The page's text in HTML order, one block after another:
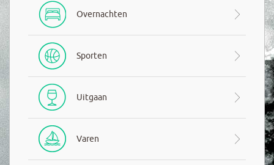
Overnachten
Sporten
Uitgaan
Varen